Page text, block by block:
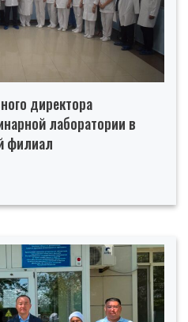
директора
лаборатории в
филиал